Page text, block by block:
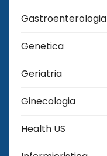
Gastroenterologia
Genetica
Geriatria
Ginecologia
Health US